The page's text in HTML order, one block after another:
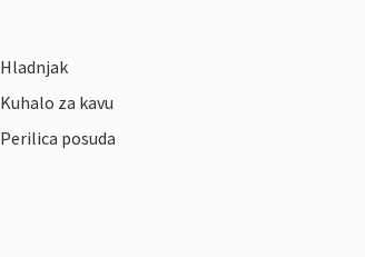
Hladnjak
Kuhalo za kavu
Perilica posuda